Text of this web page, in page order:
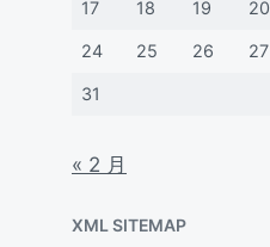
17 18 19 20
24 25 26 27
31
« 2 月
XML SITEMAP